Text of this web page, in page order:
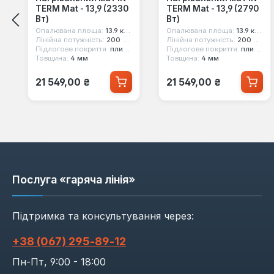
TERM Mat - 13,9 (2330
Вт)
Опалювана площа: 13.9 кв.м
Лінійна потужність: 200 Вт/кв.м
Підлогове покриття: плитка
Товщина: 4 мм
Звичайна ціна:
21 549,00 ₴
TERM Mat - 13,9 (2790
Вт)
Опалювана площа: 13.9 кв.м
Лінійна потужність: 200 Вт/кв.м
Підлогове покриття: плитка
Товщина: 4 мм
Звичайна ціна:
21 549,00 ₴
Послуга «гаряча лінія»
Підтримка та консультування через:
+38 (067) 295‑89‑12
Пн-Пт, 9:00 - 18:00